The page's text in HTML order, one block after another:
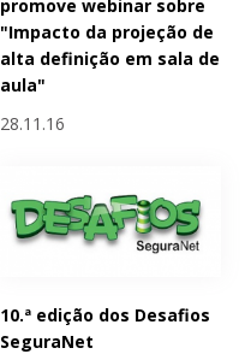
promove webinar sobre
"Impacto da projeção de
alta definição em sala de
aula"
28.11.16
10.ª edição dos Desafios
SeguraNet